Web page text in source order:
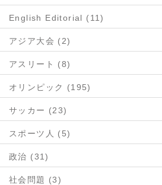
English Editorial (11)
アジア大会 (2)
アスリート (8)
オリンピック (195)
サッカー (23)
スポーツ人 (5)
政治 (31)
社会問題 (3)